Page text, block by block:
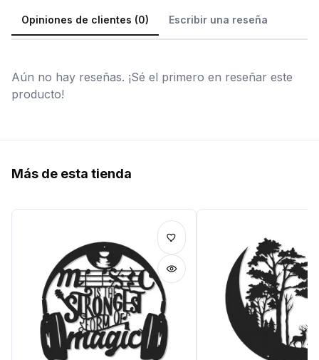
Opiniones de clientes (0) Escribir una reseña
Aún no hay reseñas. ¡Sé el primero en reseñar este
producto!
Más de esta tienda